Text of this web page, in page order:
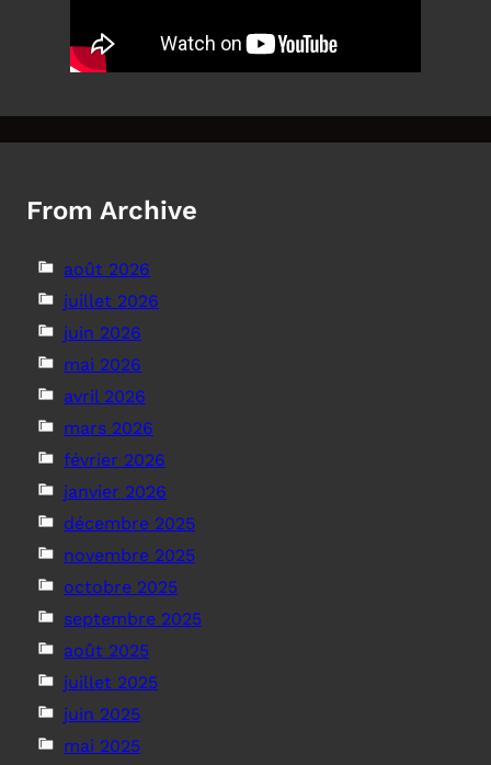
From Archive
août 2026
juillet 2026
juin 2026
mai 2026
avril 2026
mars 2026
février 2026
janvier 2026
décembre 2025
novembre 2025
octobre 2025
septembre 2025
août 2025
juillet 2025
juin 2025
mai 2025